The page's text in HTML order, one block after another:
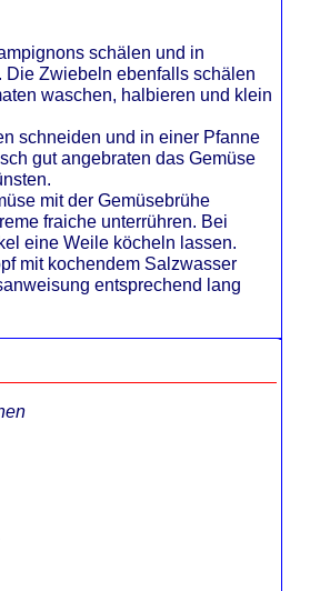
schälen und in
Die Zwiebeln ebenfalls schälen
waschen, halbieren und klein
schneiden und in einer Pfanne
gut angebraten das Gemüse
mit der Gemüsebrühe
fraiche unterrühren. Bei
eine Weile köcheln lassen.
mit kochendem Salzwasser
entsprechend lang